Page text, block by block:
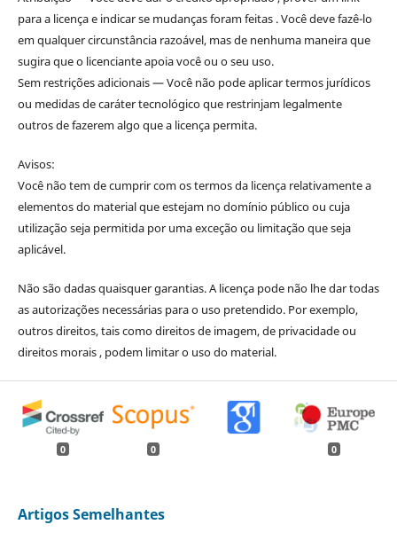
para a licença e indicar se mudanças foram feitas . Você deve fazê-lo
em qualquer circunstância razoável, mas de nenhuma maneira que
sugira que o licenciante apoia você ou o seu uso.
Sem restrições adicionais — Você não pode aplicar termos jurídicos
ou medidas de caráter tecnológico que restrinjam legalmente
outros de fazerem algo que a licença permita.
Avisos:
Você não tem de cumprir com os termos da licença relativamente a
elementos do material que estejam no domínio público ou cuja
utilização seja permitida por uma exceção ou limitação que seja
aplicável.
Não são dadas quaisquer garantias. A licença pode não lhe dar todas
as autorizações necessárias para o uso pretendido. Por exemplo,
outros direitos, tais como direitos de imagem, de privacidade ou
direitos morais , podem limitar o uso do material.
0 0 0
Artigos Semelhantes